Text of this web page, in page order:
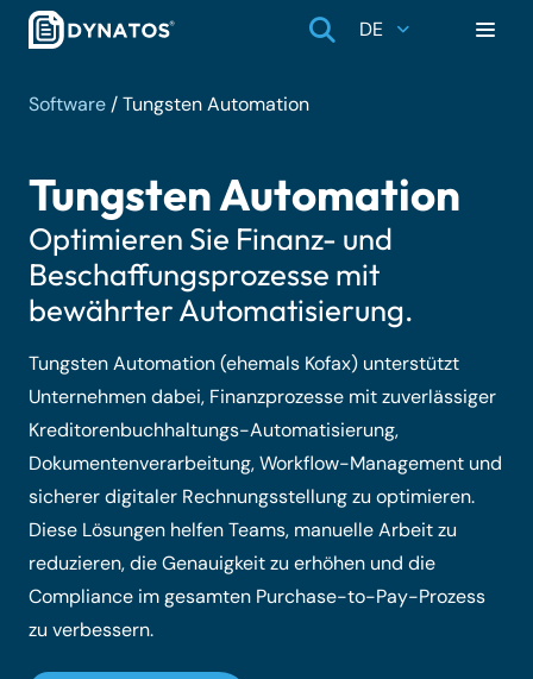
DE
Software /Tungsten Automation
Tungsten Automation
Optimieren Sie Finanz- und
Beschaffungsprozesse mit
bewährter Automatisierung.
Tungsten Automation (ehemals Kofax) unterstützt
Unternehmen dabei, Finanzprozesse mit zuverlässiger
Kreditorenbuchhaltungs-Automatisierung,
Dokumentenverarbeitung, Workflow-Management und
sicherer digitaler Rechnungsstellung zu optimieren.
Diese Lösungen helfen Teams, manuelle Arbeit zu
reduzieren, die Genauigkeit zu erhöhen und die
Compliance im gesamten Purchase-to-Pay-Prozess
zu verbessern.